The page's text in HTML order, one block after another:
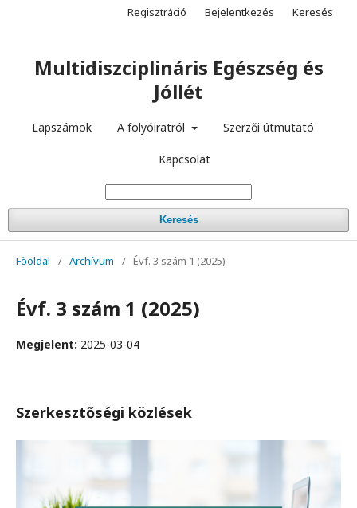
Multidiszciplináris Egészség és
Jóllét
Lapszámok A folyóiratról Szerzői útmutató
Kapcsolat
Keresés
Regisztráció Bejelentkezés Keresés
Főoldal / Archívum / Évf. 3 szám 1 (2025)
Évf. 3 szám 1 (2025)
Megjelent: 2025-03-04
Szerkesztőségi közlések